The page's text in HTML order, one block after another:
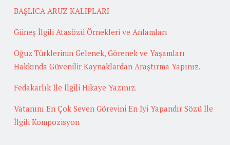
BAŞLICA ARUZ KALIPLARI
Güneş İlgili Atasözü Örnekleri ve Anlamları
Oğuz Türklerinin Gelenek, Görenek ve Yaşamları
Hakkında Güvenilir Kaynaklardan Araştırma Yapınız.
Fedakarlık İle İlgili Hikaye Yazınız.
Vatanını En Çok Seven Görevini En İyi Yapandır Sözü İle
İlgili Kompozisyon